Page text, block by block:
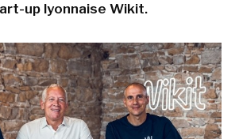
up lyonnaise Wikit.